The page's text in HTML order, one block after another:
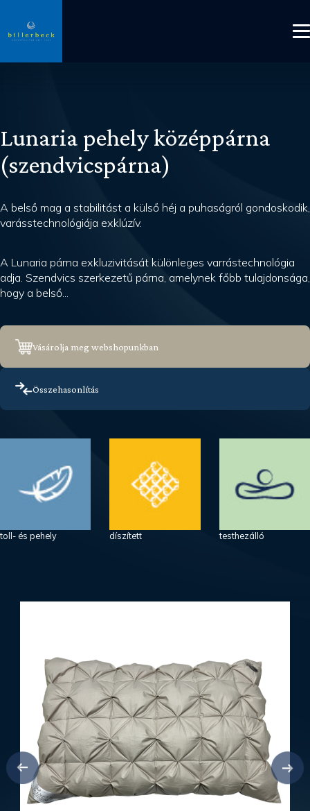
Lunaria pehely középpárna
(szendvicspárna)
A belső mag a stabilitást a külső héj a puhaságról gondoskodik,
varásstechnológiája exklúzív.
A Lunaria párna exkluzivitását különleges varrástechnológia
adja. Szendvics szerkezetű párna, amelynek főbb tulajdonsága,
hogy a belső...
Vásárolja meg webshopunkban
Összehasonlítás
toll- és pehely díszített testhezálló